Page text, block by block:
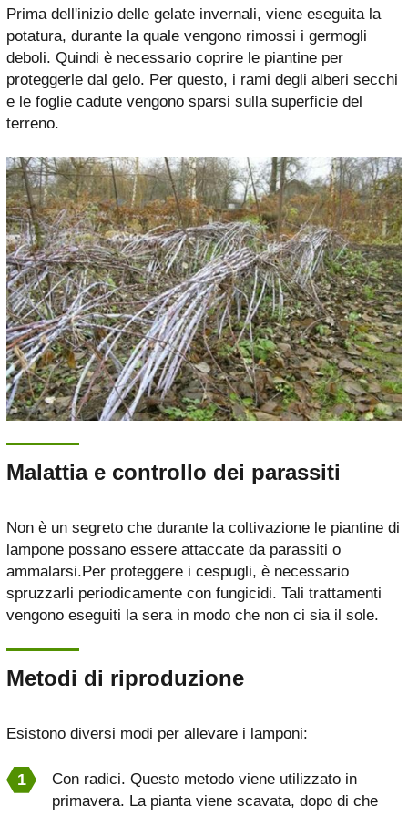
Prima dell'inizio delle gelate invernali, viene eseguita la
potatura, durante la quale vengono rimossi i germogli
deboli. Quindi è necessario coprire le piantine per
proteggerle dal gelo. Per questo, i rami degli alberi secchi
e le foglie cadute vengono sparsi sulla superficie del
terreno.
Malattia e controllo dei parassiti
Non è un segreto che durante la coltivazione le piantine di
lampone possano essere attaccate da parassiti o
ammalarsi.Per proteggere i cespugli, è necessario
spruzzarli periodicamente con fungicidi. Tali trattamenti
vengono eseguiti la sera in modo che non ci sia il sole.
Metodi di riproduzione
Esistono diversi modi per allevare i lamponi:
Con radici. Questo metodo viene utilizzato in
primavera. La pianta viene scavata, dopo di che